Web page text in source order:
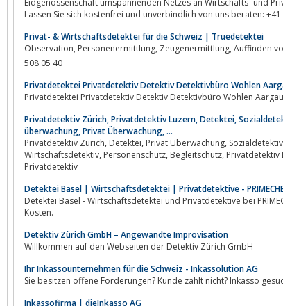
Lassen Sie sich kostenfrei und unverbindlich von uns beraten:
Privat- & Wirtschaftsdetektei für die Schweiz | Truedetektei
Observation, Personenermittlung, Zeugenermittlung, Auffinden von Mietbetrügern, Arbeitszeitbetrug für die Schweiz. ☎️ 043 -
508 05 40
Privatdetektei Privatdetektiv Detektiv Detektivbüro Wohlen
Privatdetektei Privatdetektiv Detektiv Detektivbüro Wohlen
Privatdetektiv Zürich, Privatdetektiv Luzern, Detektei,
überwachung, Privat Überwachung, ...
Privatdetektiv Zürich, Detektei, Privat Überwachung, Sozialdetektiv, Sicherheitsdienst, Privatdetektiv zug, Schweiz,
Wirtschaftsdetektiv, Personenschutz, Begleitschutz, Privatdetektiv Luzern, Drohnen überwachung, Bodyguard, suche
Privatdetektiv
Detektei Basel | Wirtschaftsdetektei | Privatdetektive -
Detektei Basel - Wirtschaftsdetektei und Privatdetektive bei PRIMECHECK
Kosten.
Detektiv Zürich GmbH – Angewandte Improvisation
Willkommen auf den Webseiten der Detektiv Zürich GmbH
Ihr Inkassounternehmen für die Schweiz - Inkassolution AG
Sie besitzen offene Forderungen? Kunde zahlt nicht? Inkasso
Inkassofirma | dieInkasso AG